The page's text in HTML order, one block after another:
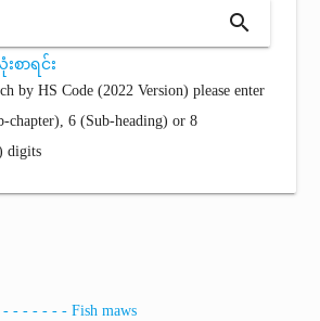
search
စာရင်း
by HS Code (2022 Version) please enter
chapter), 6 (Sub-heading) or 8
digits
- - - - - - - Fish maws